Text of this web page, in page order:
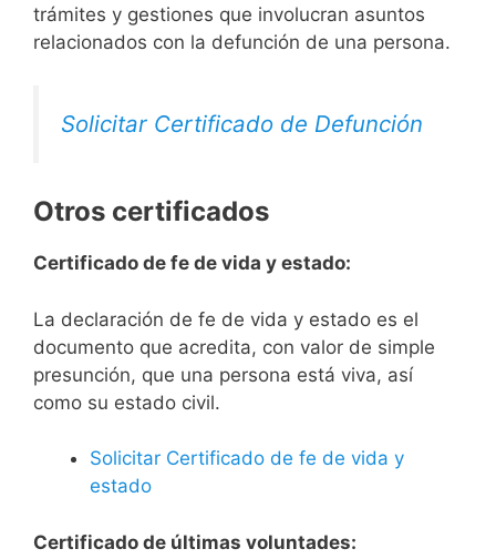
trámites y gestiones que involucran asuntos
relacionados con la defunción de una persona.
Solicitar Certificado de Defunción
Otros certificados
Certificado de fe de vida y estado:
La declaración de fe de vida y estado es el
documento que acredita, con valor de simple
presunción, que una persona está viva, así
como su estado civil.
Solicitar Certificado de fe de vida y
estado
Certificado de últimas voluntades: